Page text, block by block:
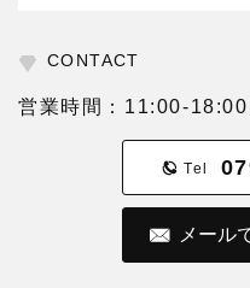
CONTACT
営業時間：11:00-18:00
Tel
メール